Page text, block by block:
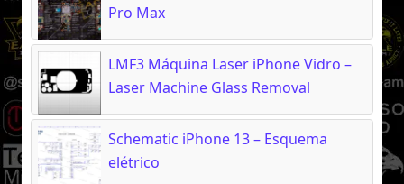
Pro Max
LMF3 Máquina Laser iPhone Vidro –
Laser Machine Glass Removal
Schematic iPhone 13 – Esquema
elétrico